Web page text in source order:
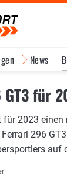
News
für
für 2023 einen
296
auf